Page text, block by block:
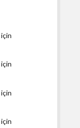
için
için
için
için